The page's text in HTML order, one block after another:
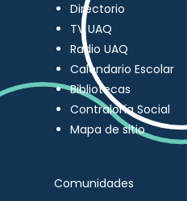
Directorio
TV UAQ
Radio UAQ
Calendario Escolar
Bibliotecas
Contraloría Social
Mapa de sitio
Comunidades